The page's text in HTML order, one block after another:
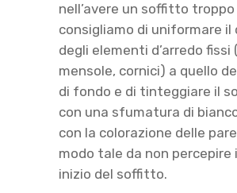
nell’avere un soffitto troppo
consigliamo di uniformare il
degli elementi d’arredo fissi
mensole, cornici) a quello
di fondo e di tinteggiare il
con una sfumatura di
con la colorazione delle
modo tale da non percepire
inizio del soffitto.